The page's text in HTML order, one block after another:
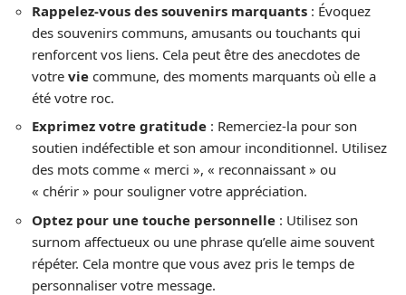
Rappelez-vous des souvenirs marquants : Évoquez
des souvenirs communs, amusants ou touchants qui
renforcent vos liens. Cela peut être des anecdotes de
votre vie commune, des moments marquants où elle a
été votre roc.
Exprimez votre gratitude : Remerciez-la pour son
soutien indéfectible et son amour inconditionnel. Utilisez
des mots comme « merci », « reconnaissant » ou
« chérir » pour souligner votre appréciation.
Optez pour une touche personnelle : Utilisez son
surnom affectueux ou une phrase qu’elle aime souvent
répéter. Cela montre que vous avez pris le temps de
personnaliser votre message.